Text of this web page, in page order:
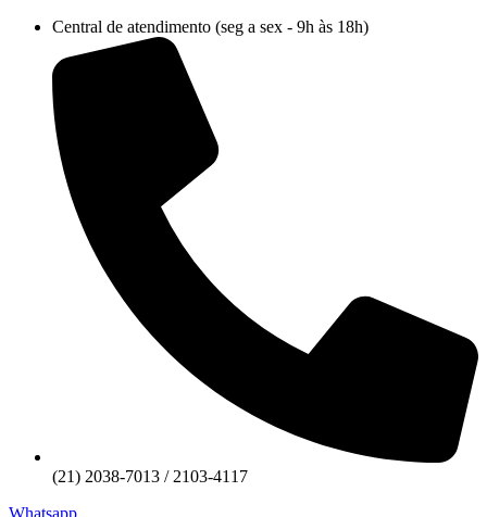
conteúdo
Central de atendimento (seg a sex - 9h às 18h)
(21) 2038-7013 / 2103-4117
Whatsapp